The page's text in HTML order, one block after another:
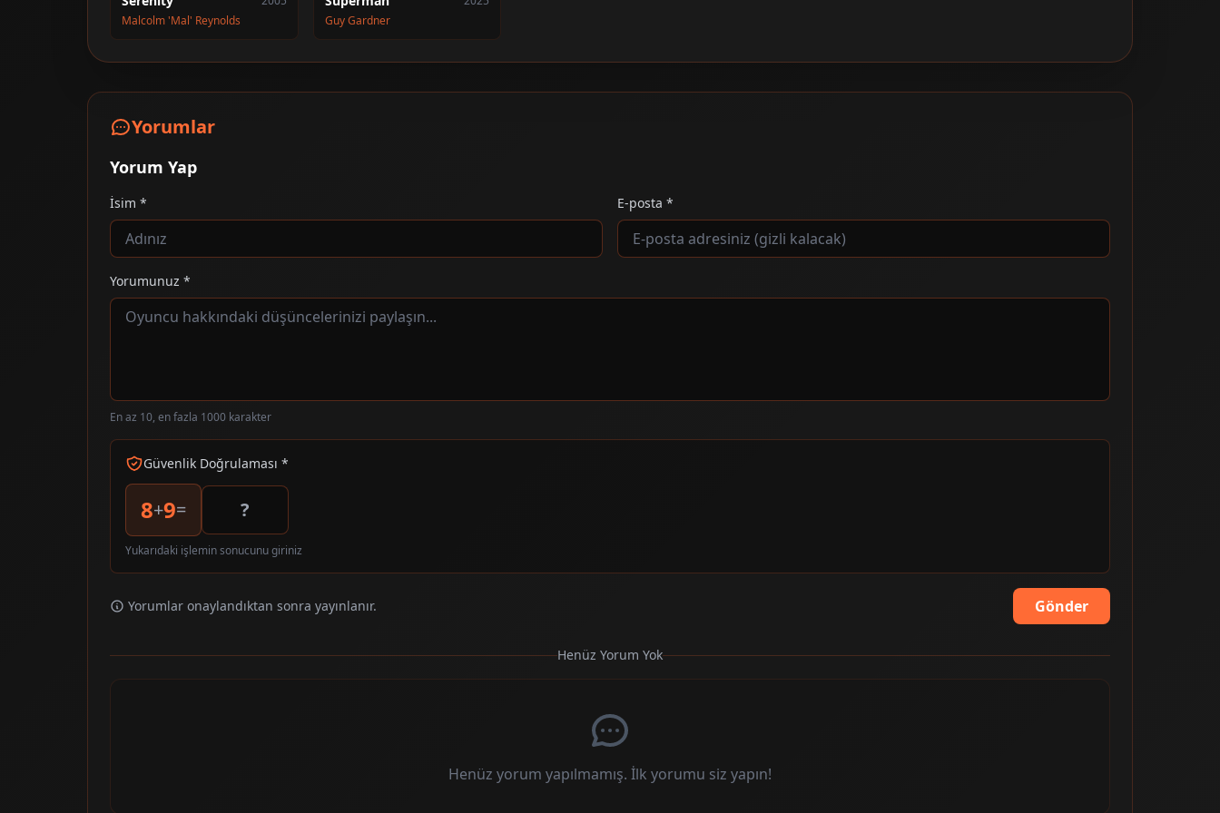
Malcolm 'Mal' Reynolds
Guy Gardner
Yorumlar
Yorum Yap
İsim * E-posta *
Yorumunuz *
En az 10, en fazla 1000 karakter
Güvenlik Doğrulaması *
8+9=
Yukarıdaki işlemin sonucunu giriniz
Yorumlar onaylandıktan sonra yayınlanır. Gönder
Henüz Yorum Yok
Henüz yorum yapılmamış. İlk yorumu siz yapın!